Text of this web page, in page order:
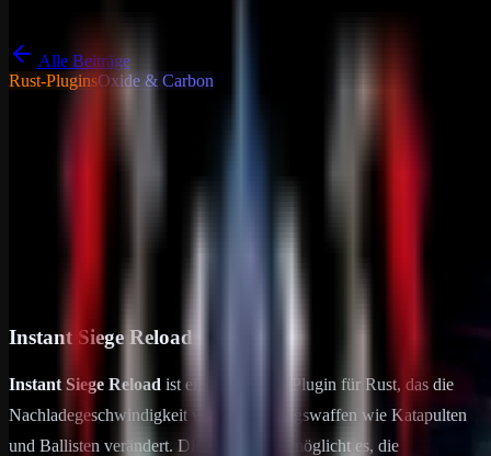
Alle Beiträge
Rust-PluginsOxide & Carbon
Instant Siege Reload
Instant Siege Reload Instant Siege Reload ist ein praktisches Plugin
Instant Siege Reload
Instant Siege Reload ist ein praktisches Plugin für Rust, das die
Nachladegeschwindigkeit von Belagerungswaffen wie Katapulten
und Ballisten verändert. Dieses Plugin ermöglicht es, die